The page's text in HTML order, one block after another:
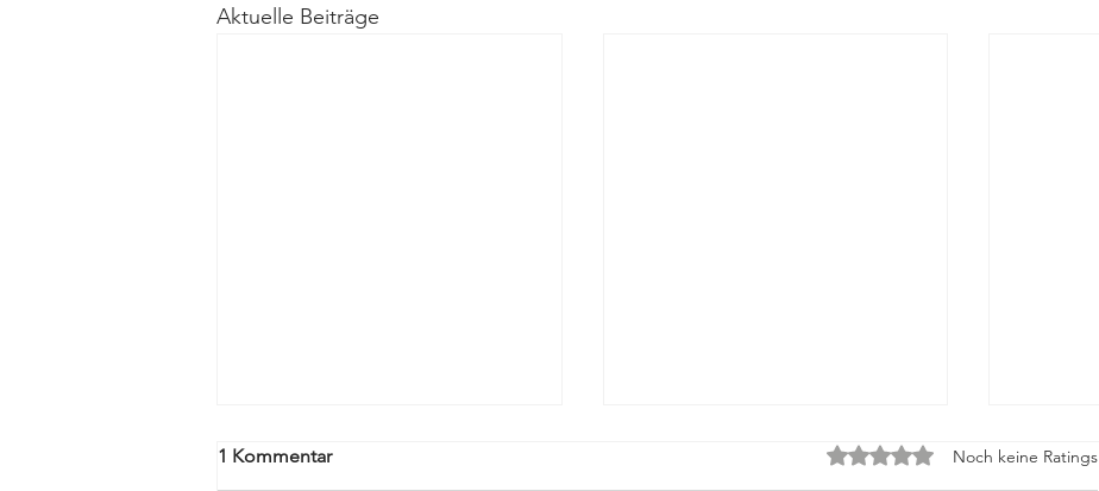
Aktuelle Beiträge
1 Kommentar Mit 0 von 5 Sternen bewertet.
Noch keine Ratings